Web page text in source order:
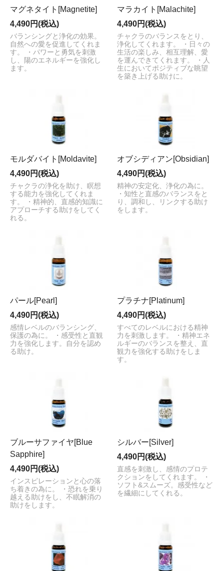
マグネタイト[Magnetite]
4,490円(税込)
バランシングと浄化の効果。
自然への愛を促進してくれま
す。 ・パワーと勇気を刺激
し、陽のエネルギーを強化し
ます。
マラカイト[Malachite]
4,490円(税込)
チャクラのバランスをとり、
浄化してくれます。 ・日々の
生活の楽しみ、相互理解、愛
を運んできてくれます。 ・人
生においてポジティブな眺望
を築き上げる助けに。
モルダバイト[Moldavite]
4,490円(税込)
チャクラの浄化を助け、瞑想
する能力を強化してくれま
す。 ・精神的、直感的知識に
アプローチする助けをしてく
れる。
オブシディアン[Obsidian]
4,490円(税込)
精神の安定化、浄化の為に。
・知性と直感のバランスをと
り、調和し、リンクする助け
をします。
パール[Pearl]
4,490円(税込)
感情レベルのバランシング、
保護の為に。 ・感受性と直観
力を強化します。自分を認め
る助け。
プラチナ[Platinum]
4,490円(税込)
すべてのレベルにおける精神
力を刺激します。 ・精神エネ
ルギーのバランスを整え、直
観力を強化する助けをしま
す。
ブルーサファイヤ[Blue
Sapphire]
4,490円(税込)
インスピレーションと心の落
ち着きの為に。 ・恐れを乗り
越える助けをし、不眠解消の
助けをします。
シルバー[Silver]
4,490円(税込)
直感を刺激し、感情のプロテ
クションをしてくれます。 ・
ソフト&スムーズ。感受性など
を繊細にしてくれる。